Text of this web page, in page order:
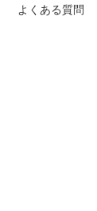
よくある質問